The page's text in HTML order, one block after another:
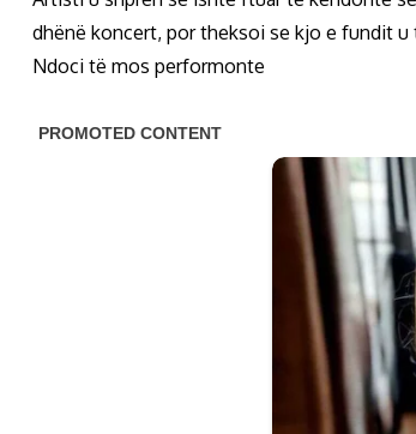
dhënë koncert, por theksoi se kjo e fundit u
Ndoci të mos performonte